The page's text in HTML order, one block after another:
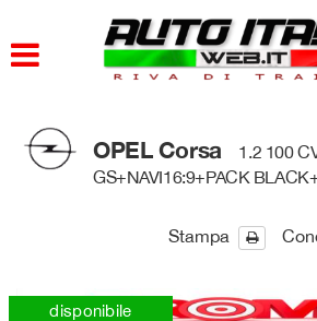
AZIENDA OPEL Corsa
1.2 100
GS+NAVI16:9+PACK
Stampa
disponibile